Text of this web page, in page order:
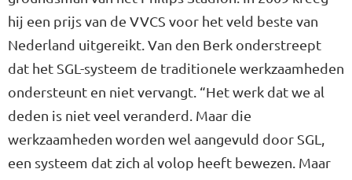
hij een prijs van de VVCS voor het veld beste van
Nederland uitgereikt. Van den Berk onderstreept
dat het SGL-systeem de traditionele werkzaamheden
ondersteunt en niet vervangt. “Het werk dat we al
deden is niet veel veranderd. Maar die
werkzaamheden worden wel aangevuld door SGL,
een systeem dat zich al volop heeft bewezen. Maar